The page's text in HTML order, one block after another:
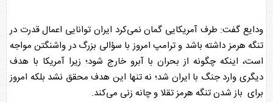
ودایع گفت: طرف آمریکایی گمان نمی‌کرد ایران توانایی اعمال قدرت در
تنگه هرمزداشته باشد و ترامپ امروز با سؤالی بزرگ در واشنگتن مواجه
است، اینکه چگونه از بحران با آبرو خارج شود؛ زیرا آمریکا با هدف
دیگری وارد جنگ با ایران شد؛ نه تنها این هدف محقق نشد بلکه امروز
برای باز شدنتنگه هرمزتقلا و چانه زنی می‌کند.